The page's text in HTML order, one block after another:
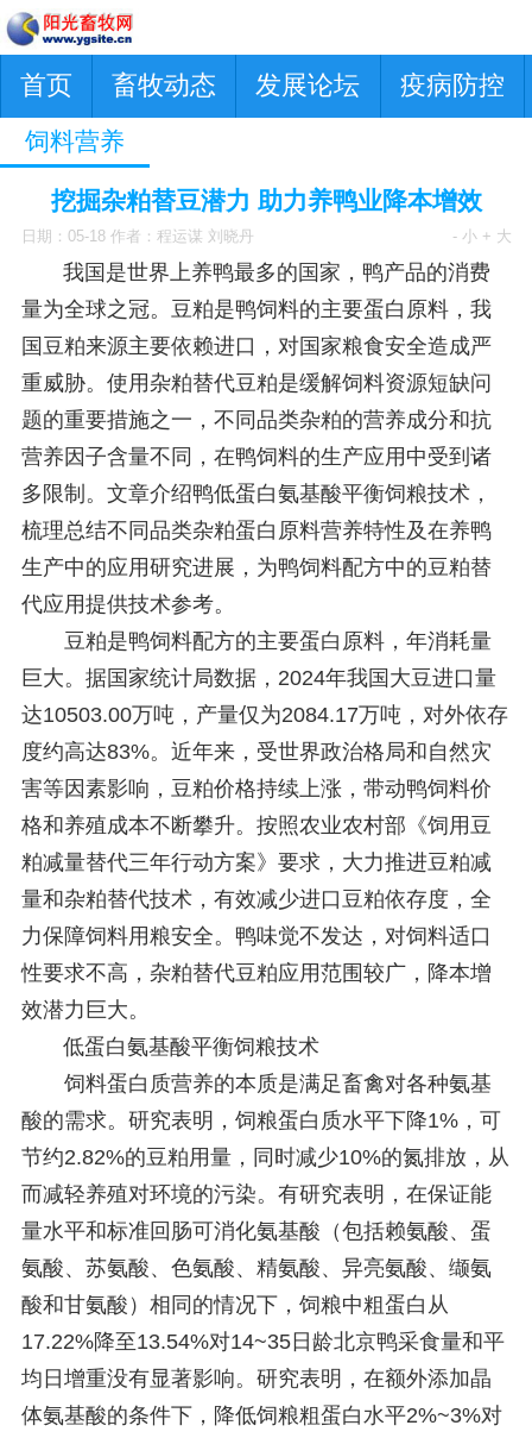
首页 畜牧动态 发展论坛 疫病防控
饲料营养
挖掘杂粕替豆潜力 助力养鸭业降本增效
日期：05-18 作者：程运谋 刘晓丹 - 小 + 大
我国是世界上养鸭最多的国家，鸭产品的消费
量为全球之冠。豆粕是鸭饲料的主要蛋白原料，我
国豆粕来源主要依赖进口，对国家粮食安全造成严
重威胁。使用杂粕替代豆粕是缓解饲料资源短缺问
题的重要措施之一，不同品类杂粕的营养成分和抗
营养因子含量不同，在鸭饲料的生产应用中受到诸
多限制。文章介绍鸭低蛋白氨基酸平衡饲粮技术，
梳理总结不同品类杂粕蛋白原料营养特性及在养鸭
生产中的应用研究进展，为鸭饲料配方中的豆粕替
代应用提供技术参考。
豆粕是鸭饲料配方的主要蛋白原料，年消耗量
巨大。据国家统计局数据，2024年我国大豆进口量
达10503.00万吨，产量仅为2084.17万吨，对外依存
度约高达83%。近年来，受世界政治格局和自然灾
害等因素影响，豆粕价格持续上涨，带动鸭饲料价
格和养殖成本不断攀升。按照农业农村部《饲用豆
粕减量替代三年行动方案》要求，大力推进豆粕减
量和杂粕替代技术，有效减少进口豆粕依存度，全
力保障饲料用粮安全。鸭味觉不发达，对饲料适口
性要求不高，杂粕替代豆粕应用范围较广，降本增
效潜力巨大。
低蛋白氨基酸平衡饲粮技术
饲料蛋白质营养的本质是满足畜禽对各种氨基
酸的需求。研究表明，饲粮蛋白质水平下降1%，可
节约2.82%的豆粕用量，同时减少10%的氮排放，从
而减轻养殖对环境的污染。有研究表明，在保证能
量水平和标准回肠可消化氨基酸（包括赖氨酸、蛋
氨酸、苏氨酸、色氨酸、精氨酸、异亮氨酸、缬氨
酸和甘氨酸）相同的情况下，饲粮中粗蛋白从
17.22%降至13.54%对14~35日龄北京鸭采食量和平
均日增重没有显著影响。研究表明，在额外添加晶
体氨基酸的条件下，降低饲粮粗蛋白水平2%~3%对